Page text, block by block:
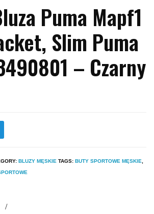
Puma Mapf1
Slim Puma
– Czarny
BLUZY MĘSKIE TAGS: BUTY SPORTOWE MĘSKIE,